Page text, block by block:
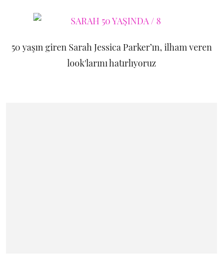
50 yaşın giren Sarah Jessica Parker’ın, ilham veren
look'larını hatırlıyoruz